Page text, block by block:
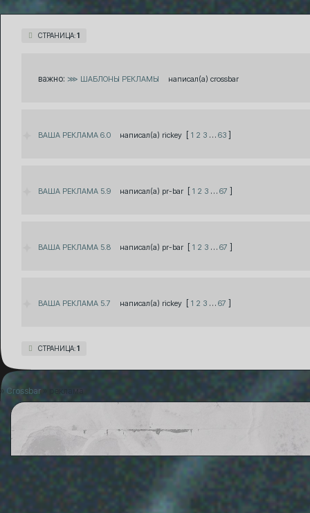
СТРАНИЦА:1
важно: ⋙ ШАБЛОНЫ РЕКЛАМЫ crossbar
ВАША РЕКЛАМА 6.0 rickey [ 1 2 3 … 63 ]
ВАША РЕКЛАМА 5.9 pr-bar [ 1 2 3 … 67 ]
ВАША РЕКЛАМА 5.8 pr-bar [ 1 2 3 … 67 ]
ВАША РЕКЛАМА 5.7 rickey [ 1 2 3 … 67 ]
СТРАНИЦА:1
» Crossbar »